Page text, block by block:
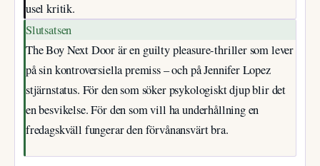
usel kritik.
Slutsatsen
The Boy Next Door är en guilty pleasure-thriller som lever
på sin kontroversiella premiss – och på Jennifer Lopez
stjärnstatus. För den som söker psykologiskt djup blir det
en besvikelse. För den som vill ha underhållning en
fredagskväll fungerar den förvånansvärt bra.